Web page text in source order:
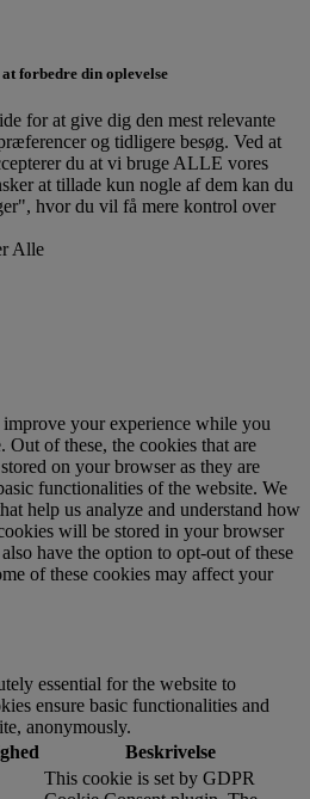
forbedre din oplevelse
for at give dig den mest relevante
og tidligere besøg. Ved at
du at vi bruge ALLE vores
at tillade kun nogle af dem kan du
hvor du vil få mere kontrol over
Alle
your experience while you
Out of these, the cookies that are
on your browser as they are
functionalities of the website. We
help us analyze and understand how
will be stored in your browser
have the option to opt-out of these
of these cookies may affect your
essential for the website to
ensure basic functionalities and
anonymously.
Beskrivelse
This cookie is set by GDPR